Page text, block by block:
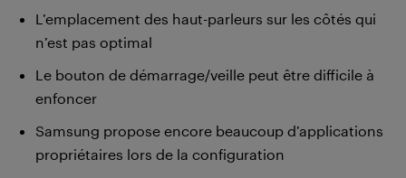
L’emplacement des haut-parleurs sur les côtés qui
n’est pas optimal
Le bouton de démarrage/veille peut être difficile à
enfoncer
Samsung propose encore beaucoup d’applications
propriétaires lors de la configuration